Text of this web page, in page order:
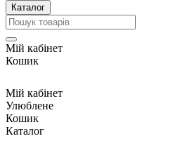
Каталог
Мій кабінет
Кошик
Мій кабінет
Улюблене
Кошик
Каталог